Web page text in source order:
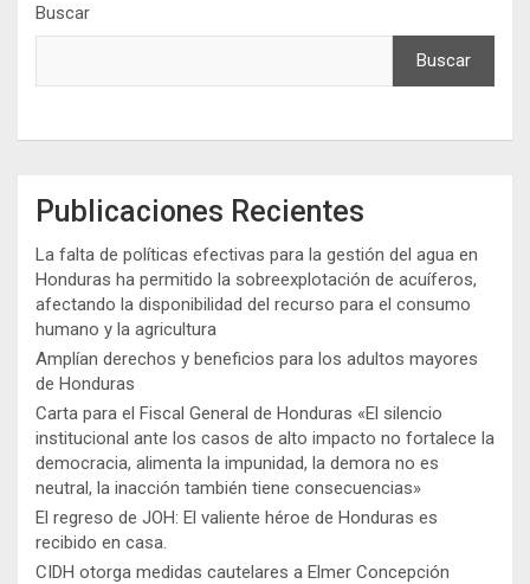
Buscar
Buscar
Publicaciones Recientes
La falta de políticas efectivas para la gestión del agua en
Honduras ha permitido la sobreexplotación de acuíferos,
afectando la disponibilidad del recurso para el consumo
humano y la agricultura
Amplían derechos y beneficios para los adultos mayores
de Honduras
Carta para el Fiscal General de Honduras «El silencio
institucional ante los casos de alto impacto no fortalece la
democracia, alimenta la impunidad, la demora no es
neutral, la inacción también tiene consecuencias»
El regreso de JOH: El valiente héroe de Honduras es
recibido en casa.
CIDH otorga medidas cautelares a Elmer Concepción